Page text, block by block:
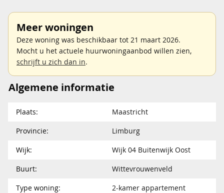
Meer woningen
Deze woning was beschikbaar tot 21 maart 2026.
Mocht u het actuele huurwoningaanbod willen zien,
schrijft u zich dan in.
Algemene informatie
Plaats:
Maastricht
Provincie:
Limburg
Wijk:
Wijk 04 Buitenwijk Oost
Buurt:
Wittevrouwenveld
Type woning:
2-kamer appartement